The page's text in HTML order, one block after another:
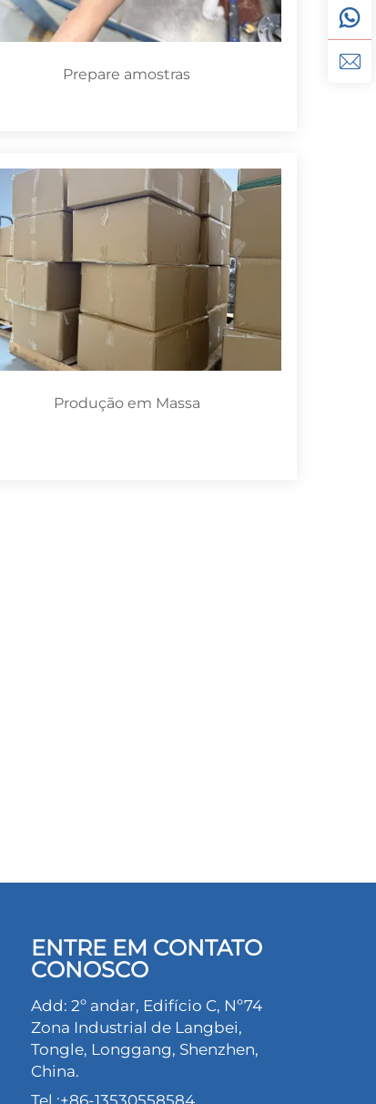
Prepare amostras
Produção em Massa
ENTRE EM CONTATO
CONOSCO
Add: 2º andar, Edifício C, Nº74
Zona Industrial de Langbei,
Tongle, Longgang, Shenzhen,
China.
Tel.:+86-13530558584